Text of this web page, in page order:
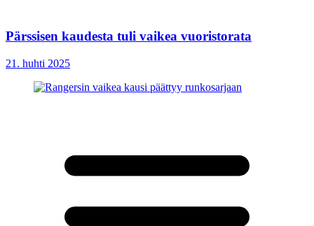
Pärssisen kaudesta tuli vaikea vuoristorata
21. huhti 2025